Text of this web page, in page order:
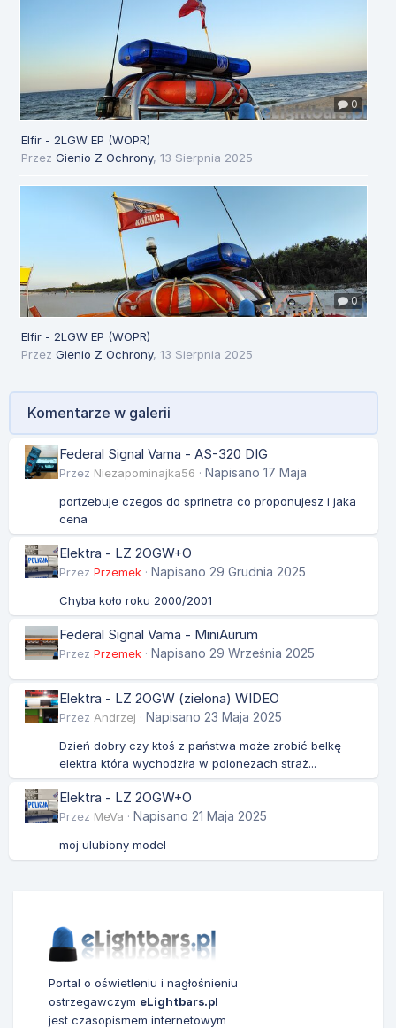
0
Elfir - 2LGW EP (WOPR)
Przez Gienio Z Ochrony, 13 Sierpnia 2025
0
Elfir - 2LGW EP (WOPR)
Przez Gienio Z Ochrony, 13 Sierpnia 2025
Komentarze w galerii
Federal Signal Vama - AS-320 DIG
Przez Niezapominajka56 · Napisano 17 Maja
portzebuje czegos do sprinetra co proponujesz i jaka
cena
Elektra - LZ 2OGW+O
Przez Przemek · Napisano 29 Grudnia 2025
Chyba koło roku 2000/2001
Federal Signal Vama - MiniAurum
Przez Przemek · Napisano 29 Września 2025
Elektra - LZ 2OGW (zielona) WIDEO
Przez Andrzej · Napisano 23 Maja 2025
Dzień dobry czy ktoś z państwa może zrobić belkę
elektra która wychodziła w polonezach straż...
Elektra - LZ 2OGW+O
Przez MeVa · Napisano 21 Maja 2025
moj ulubiony model
Portal o oświetleniu i nagłośnieniu
ostrzegawczym eLightbars.pl
jest czasopismem internetowym